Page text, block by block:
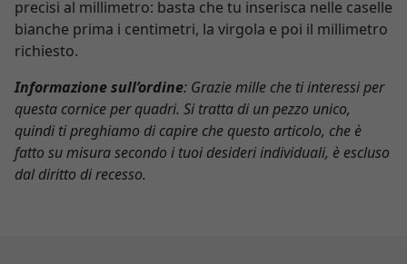
precisi al millimetro: basta che tu inserisca nelle caselle
bianche prima i centimetri, la virgola e poi il millimetro
richiesto.
Informazione sull’ordine: Grazie mille che ti interessi per
questa cornice per quadri. Si tratta di un pezzo unico,
quindi ti preghiamo di capire che questo articolo, che è
fatto su misura secondo i tuoi desideri individuali, è escluso
dal diritto di recesso.